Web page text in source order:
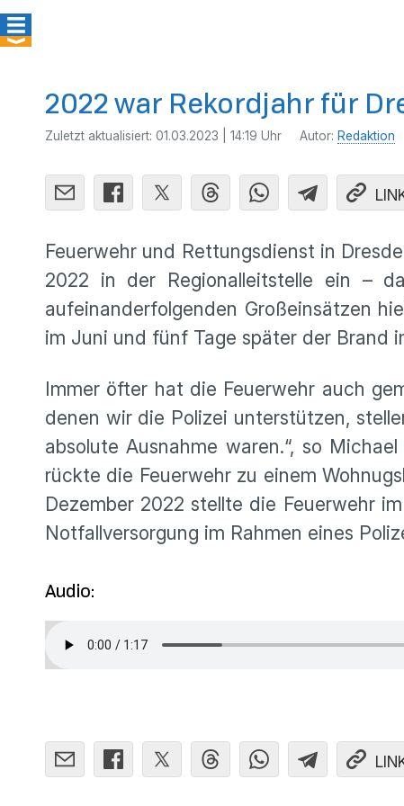
2022 war Rekordjahr für
Zuletzt aktualisiert: 01.03.2023 | 14:19 Uhr Autor: Redaktion
Feuerwehr und Rettungsdienst in
2022 in der Regionalleitstelle ein –
aufeinanderfolgenden Großeinsätzen
im Juni und fünf Tage später der Brand
Immer öfter hat die Feuerwehr auch
denen wir die Polizei unterstützen,
absolute Ausnahme waren.“, so
rückte die Feuerwehr zu einem
Dezember 2022 stellte die Feuerwehr
Notfallversorgung im Rahmen eines
Audio: